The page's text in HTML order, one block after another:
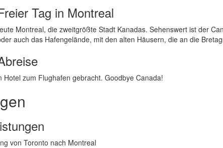
Tag in Montreal
Montreal, die zweitgrößte Stadt Kanadas. Sehenswert ist der
auch das Hafengelände, mit den alten Häusern, die an die
Hotel zum Flughafen gebracht. Goodbye Canada!
von Toronto nach Montreal